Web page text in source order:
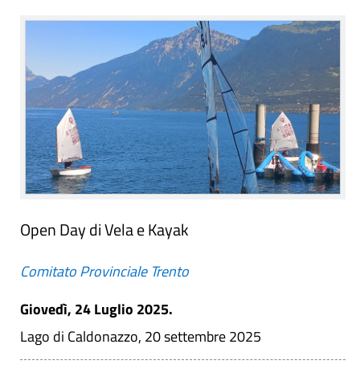
Open Day di Vela e Kayak
Comitato Provinciale Trento
Giovedì, 24 Luglio 2025.
Lago di Caldonazzo, 20 settembre 2025